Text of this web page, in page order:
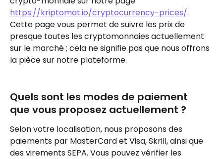
https://kriptomat.io/cryptocurrency-prices/.
Cette page vous permet de suivre les prix de
presque toutes les cryptomonnaies actuellement
sur le marché ; cela ne signifie pas que nous offrons
la pièce sur notre plateforme.
Quels sont les modes de paiement
que vous proposez actuellement ?
Selon votre localisation, nous proposons des
paiements par MasterCard et Visa, Skrill, ainsi que
des virements SEPA. Vous pouvez vérifier les